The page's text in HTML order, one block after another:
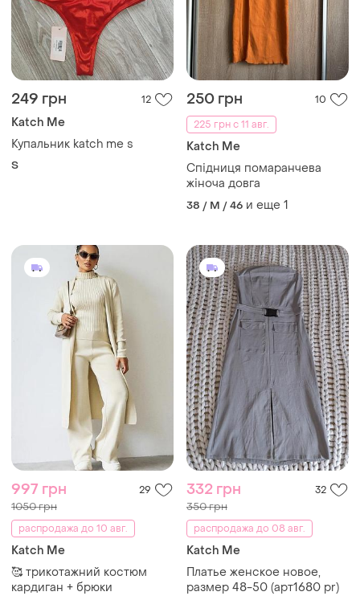
249 грн 12
Katch Me
Купальник katch me s
S
250 грн
10
225 грн с 11 авг.
Katch Me
Спідниця помаранчева
жіноча довга
38 / M / 46 и еще 1
997 грн 29
1050 грн
распродажа до 10 авг.
Katch Me
🥰 трикотажний костюм
кардиган + брюки
332 грн 32
350 грн
распродажа до 08 авг.
Katch Me
Платье женское новое,
размер 48-50 (арт1680 pr)